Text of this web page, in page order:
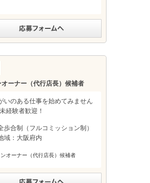
オーナー（代行店長）候補者
いのある仕事を始めてみません
経験者歓迎！
歩合制（フルコミッション制）
域：大阪府内
オーナー（代行店長）候補者